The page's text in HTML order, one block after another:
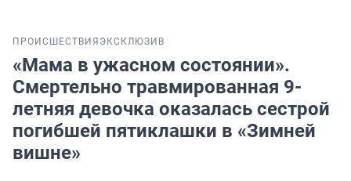
ПРОИСШЕСТВИЯ ЭКСКЛЮЗИВ
«Мама в ужасном состоянии».
Смертельно травмированная 9-
летняя девочка оказалась сестрой
погибшей пятиклашки в «Зимней
вишне»